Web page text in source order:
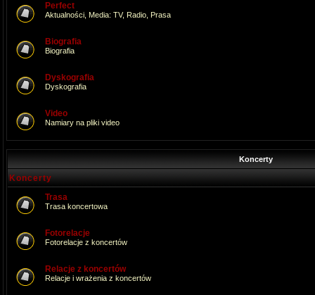
Perfect
Aktualności, Media: TV, Radio, Prasa
Biografia
Biografia
Dyskografia
Dyskografia
Video
Namiary na pliki video
Koncerty
Koncerty
Trasa
Trasa koncertowa
Fotorelacje
Fotorelacje z koncertów
Relacje z koncertów
Relacje i wrażenia z koncertów